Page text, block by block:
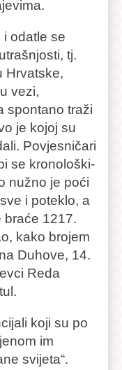
i odatle se
tj.
Hrvatske,
vezi,
spontano traži
je kojoj su
Povjesničari
se kronološki-
nužno je poći
i poteklo, a
braće 1217.
kako brojem
Duhove, 14.
Reda
koji su po
im
svijeta“.